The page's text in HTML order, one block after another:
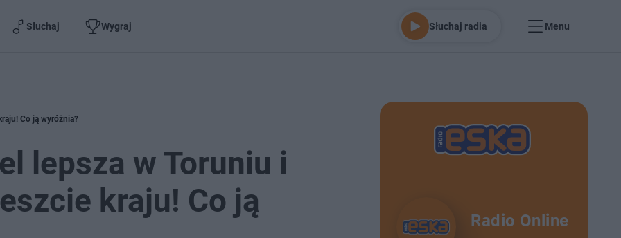
Słuchaj Wygraj Słuchaj radia Menu
Co ją wyróżnia?
lepsza w Toruniu i
kraju! Co ją
Radio Online